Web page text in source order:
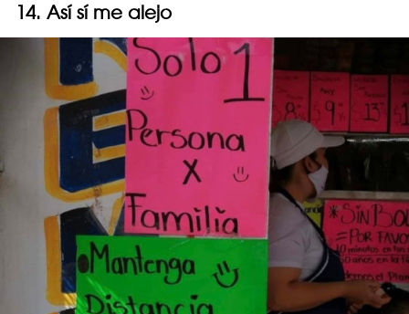
14. Así sí me alejo